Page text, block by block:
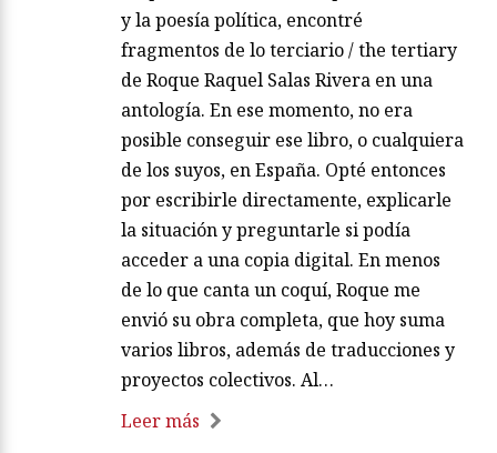
y la poesía política, encontré
fragmentos de lo terciario / the tertiary
de Roque Raquel Salas Rivera en una
antología. En ese momento, no era
posible conseguir ese libro, o cualquiera
de los suyos, en España. Opté entonces
por escribirle directamente, explicarle
la situación y preguntarle si podía
acceder a una copia digital. En menos
de lo que canta un coquí, Roque me
envió su obra completa, que hoy suma
varios libros, además de traducciones y
proyectos colectivos. Al…
Leer más